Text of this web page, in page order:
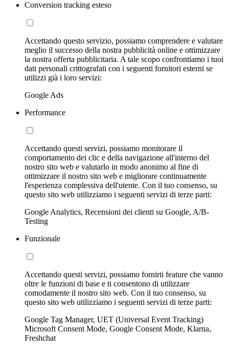
Conversion tracking esteso
Accettando questo servizio, possiamo comprendere e valutare
meglio il successo della nostra pubblicità online e ottimizzare
la nostra offerta pubblicitaria. A tale scopo confrontiamo i tuoi
dati personali crittografati con i seguenti fornitori esterni se
utilizzi già i loro servizi:
Google Ads
Performance
Accettando questi servizi, possiamo monitorare il
comportamento dei clic e della navigazione all'interno del
nostro sito web e valutarlo in modo anonimo al fine di
ottimizzare il nostro sito web e migliorare continuamente
l'esperienza complessiva dell'utente. Con il tuo consenso, su
questo sito web utilizziamo i seguenti servizi di terze parti:
Google Analytics, Recensioni dei clienti su Google, A/B-
Testing
Funzionale
Accettando questi servizi, possiamo fornirti feature che vanno
oltre le funzioni di base e ti consentono di utilizzare
comodamente il nostro sito web. Con il tuo consenso, su
questo sito web utilizziamo i seguenti servizi di terze parti:
Google Tag Manager, UET (Universal Event Tracking)
Microsoft Consent Mode, Google Consent Mode, Klarna,
Freshchat